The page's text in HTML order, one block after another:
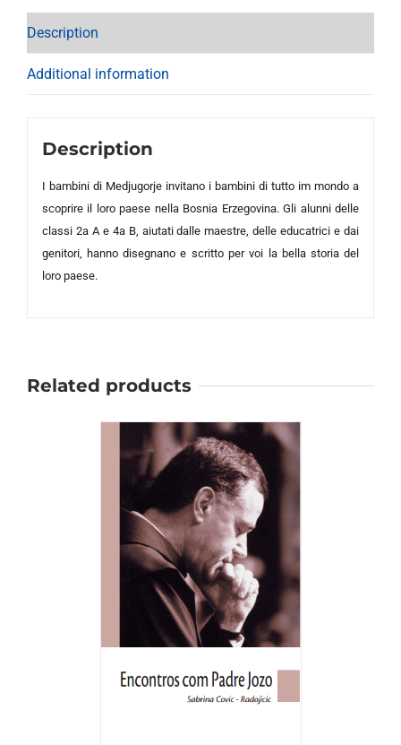
Description
Additional information
Description
I bambini di Medjugorje invitano i bambini di tutto im mondo a
scoprire il loro paese nella Bosnia Erzegovina. Gli alunni delle
classi 2a A e 4a B, aiutati dalle maestre, delle educatrici e dai
genitori, hanno disegnano e scritto per voi la bella storia del
loro paese.
Related products